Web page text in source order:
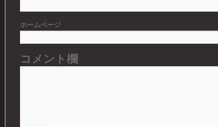
ホームページ
コメント欄